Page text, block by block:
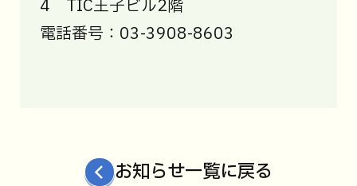
4 TIC王子ビル2階
電話番号：03-3908-8603
お知らせ一覧に戻る